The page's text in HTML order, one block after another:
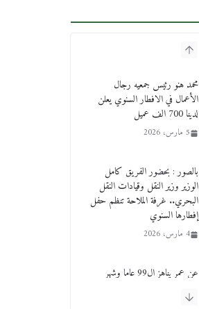
محمد هنو رئيس جمعيه رجال
الأعمال في الافطار السنوي يعلن
لدينا 700 الف عميل
5 مارس، 2026
بالصور : بحضور الفريق كامل
الوزير وزير النقل وقيادات النقل
البحري.. غرفة الملاحة تنظم حفل
إفطارها السنوي
4 مارس، 2026
عن عمر يناهز ال99 عاما وشهر
هدوء الأحد الماضي